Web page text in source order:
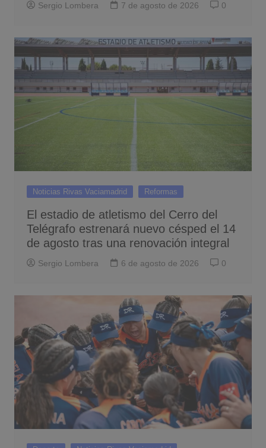
Sergio Lombera 7 de agosto de 2026 0
Noticias Rivas Vaciamadrid Reformas
El estadio de atletismo del Cerro del
Telégrafo estrenará nuevo césped el 14
de agosto tras una renovación integral
Sergio Lombera 6 de agosto de 2026 0